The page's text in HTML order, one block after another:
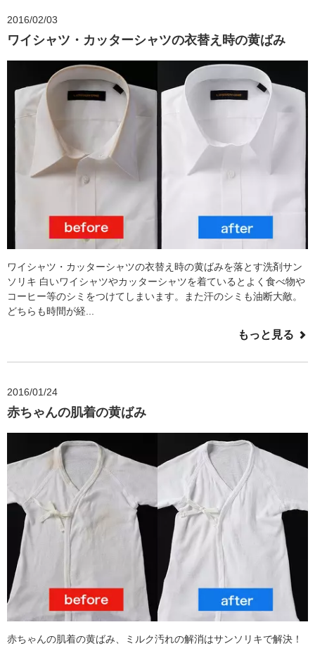
2016/02/03
ワイシャツ・カッターシャツの衣替え時の黄ばみ
ワイシャツ・カッターシャツの衣替え時の黄ばみを落とす洗剤サン
ソリキ 白いワイシャツやカッターシャツを着ているとよく食べ物や
コーヒー等のシミをつけてしまいます。また汗のシミも油断大敵。
どちらも時間が経...
もっと見る
2016/01/24
赤ちゃんの肌着の黄ばみ
赤ちゃんの肌着の黄ばみ、ミルク汚れの解消はサンソリキで解決！